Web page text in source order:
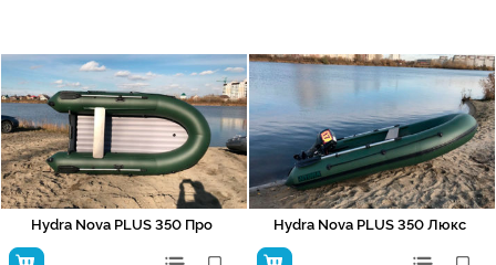
Hydra Nova PLUS 350 Про Hydra Nova PLUS 350 Люкс